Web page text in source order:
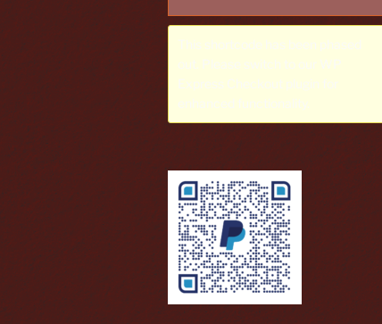
This shortcode has been phased
out. Please switch to our WP
Express Checkout plugin for
enhanced functionality.